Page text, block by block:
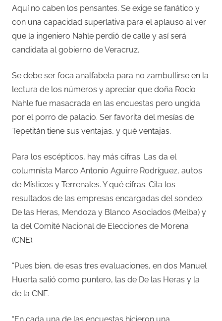
Aquí no caben los pensantes. Se exige se fanático y
con una capacidad superlativa para el aplauso al ver
que la ingeniero Nahle perdió de calle y así será
candidata al gobierno de Veracruz.
Se debe ser foca analfabeta para no zambullirse en la
lectura de los números y apreciar que doña Rocío
Nahle fue masacrada en las encuestas pero ungida
por el porro de palacio. Ser favorita del mesías de
Tepetitán tiene sus ventajas, y qué ventajas.
Para los escépticos, hay más cifras. Las da el
columnista Marco Antonio Aguirre Rodríguez, autos
de Místicos y Terrenales. Y qué cifras. Cita los
resultados de las empresas encargadas del sondeo:
De las Heras, Mendoza y Blanco Asociados (Melba) y
la del Comité Nacional de Elecciones de Morena
(CNE).
“Pues bien, de esas tres evaluaciones, en dos Manuel
Huerta salió como puntero, las de De las Heras y la
de la CNE.